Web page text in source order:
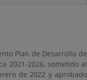
Plan de Desarrollo de
2021-2026, sometido al
de 2022 y aprobado